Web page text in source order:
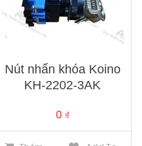
Nút nhấn khóa Koino
KH-2202-3AK
0 ₫